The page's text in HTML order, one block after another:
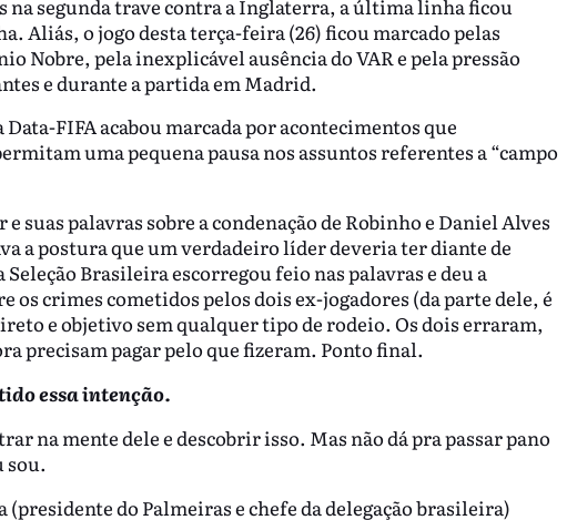
na segunda trave contra a Inglaterra, a última linha ficou
Aliás, o jogo desta terça-feira (26) ficou marcado pelas
Nobre, pela inexplicável ausência do VAR e pela pressão
e durante a partida em Madrid.
FIFA acabou marcada por acontecimentos que
uma pequena pausa nos assuntos referentes a “campo
suas palavras sobre a condenação de Robinho e Daniel Alves
a postura que um verdadeiro líder deveria ter diante de
Seleção Brasileira escorregou feio nas palavras e deu a
os crimes cometidos pelos dois ex-jogadores (da parte dele, é
e objetivo sem qualquer tipo de rodeio. Os dois erraram,
precisam pagar pelo que fizeram. Ponto final.
essa intenção.
na mente dele e descobrir isso. Mas não dá pra passar pano
sou.
do Palmeiras e chefe da delegação brasileira)